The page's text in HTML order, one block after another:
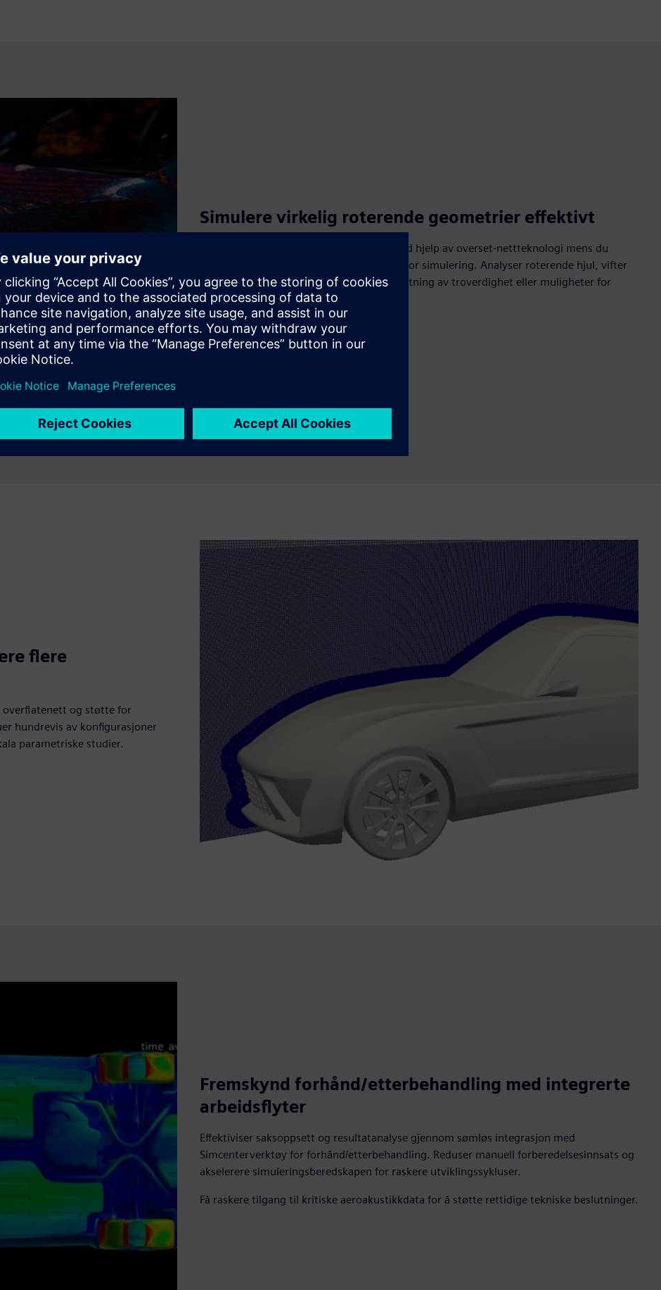
Simulere virkelig roterende geometrier effektivt
Modellere fullt roterende komponenter ved hjelp av overset-nettteknologi mens du
opprettholder praktiske behandlingstider for simulering. Analyser roterende hjul, vifter
eller lignende systemer uten å gå på bekostning av troverdighet eller muligheter for
utførelse over natten.
flere
overflatenett og støtte for
hundrevis av konfigurasjoner
parametriske studier.
Fremskynd forhånd/etterbehandling med integrerte
arbeidsflyter
Effektiviser saksoppsett og resultatanalyse gjennom sømløs integrasjon med
Simcenterverktøy for forhånd/etterbehandling. Reduser manuell forberedelsesinnsats og
akselerere simuleringsberedskapen for raskere utviklingssykluser.
Få raskere tilgang til kritiske aeroakustikkdata for å støtte rettidige tekniske beslutninger.